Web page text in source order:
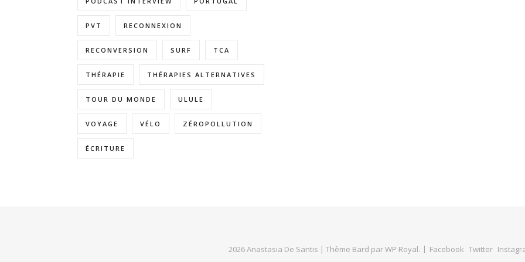
PVT RECONNEXION
RECONVERSION SURF TCA
THÉRAPIE THÉRAPIES ALTERNATIVES
TOUR DU MONDE ULULE
VOYAGE VÉLO ZÉROPOLLUTION
ÉCRITURE
2026 Anastasia De Santis | Thème Bard parWP Royal. Facebook Twitter